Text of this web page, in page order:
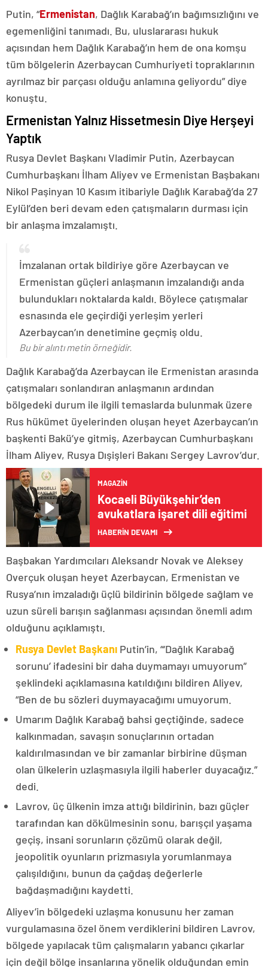
Putin, “Ermenistan, Dağlık Karabağ’ın bağımsızlığını ve
egemenliğini tanımadı. Bu, uluslararası hukuk
açısından hem Dağlık Karabağ’ın hem de ona komşu
tüm bölgelerin Azerbaycan Cumhuriyeti topraklarının
ayrılmaz bir parçası olduğu anlamına geliyordu” diye
konuştu.
Ermenistan Yalnız Hissetmesin Diye Herşeyi
Yaptık
Rusya Devlet Başkanı Vladimir Putin, Azerbaycan
Cumhurbaşkanı İlham Aliyev ve Ermenistan Başbakanı
Nikol Paşinyan 10 Kasım itibariyle Dağlık Karabağ’da 27
Eylül’den beri devam eden çatışmaların durması için
bir anlaşma imzalamıştı.
İmzalanan ortak bildiriye göre Azerbaycan ve
Ermenistan güçleri anlaşmanın imzalandığı anda
bulundukları noktalarda kaldı. Böylece çatışmalar
esnasında ele geçirdiği yerleşim yerleri
Azerbaycan’ın denetimine geçmiş oldu.
Bu bir alıntı metin örneğidir.
Dağlık Karabağ’da Azerbaycan ile Ermenistan arasında
çatışmaları sonlandıran anlaşmanın ardından
bölgedeki durum ile ilgili temaslarda bulunmak üzere
Rus hükümet üyelerinden oluşan heyet Azerbaycan’ın
başkenti Bakü’ye gitmiş, Azerbaycan Cumhurbaşkanı
İlham Aliyev, Rusya Dışişleri Bakanı Sergey Lavrov’dur.
MAGAZIN
Kocaeli Büyükşehir’den
avukatlara işaret dili eğitimi
HABERİN DEVAMI
Başbakan Yardımcıları Aleksandr Novak ve Aleksey
Overçuk oluşan heyet Azerbaycan, Ermenistan ve
Rusya’nın imzaladığı üçlü bildirinin bölgede sağlam ve
uzun süreli barışın sağlanması açısından önemli adım
olduğunu açıklamıştı.
Rusya Devlet Başkanı Putin’in, “‘Dağlık Karabağ
sorunu’ ifadesini bir daha duymamayı umuyorum”
şeklindeki açıklamasına katıldığını bildiren Aliyev,
“Ben de bu sözleri duymayacağımı umuyorum.
Umarım Dağlık Karabağ bahsi geçtiğinde, sadece
kalkınmadan, savaşın sonuçlarının ortadan
kaldırılmasından ve bir zamanlar birbirine düşman
olan ülkelerin uzlaşmasıyla ilgili haberler duyacağız.”
dedi.
Lavrov, üç ülkenin imza attığı bildirinin, bazı güçler
tarafından kan dökülmesinin sonu, barışçıl yaşama
geçiş, insani sorunların çözümü olarak değil,
jeopolitik oyunların prizmasıyla yorumlanmaya
çalışıldığını, bunun da çağdaş değerlerle
bağdaşmadığını kaydetti.
Aliyev’in bölgedeki uzlaşma konusunu her zaman
vurgulamasına özel önem verdiklerini bildiren Lavrov,
bölgede yapılacak tüm çalışmaların yabancı çıkarlar
için değil bölge insanlarına yönelik olduğundan emin